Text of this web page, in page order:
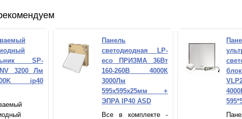
SP-
3200 Лм
ip40
Панель
светодиодная LP-
eco ПРИЗМА 36Вт
160-260В 4000К
3000Лм
595х595х25мм +
ЭПРА IP40 ASD
Все в комплекте -